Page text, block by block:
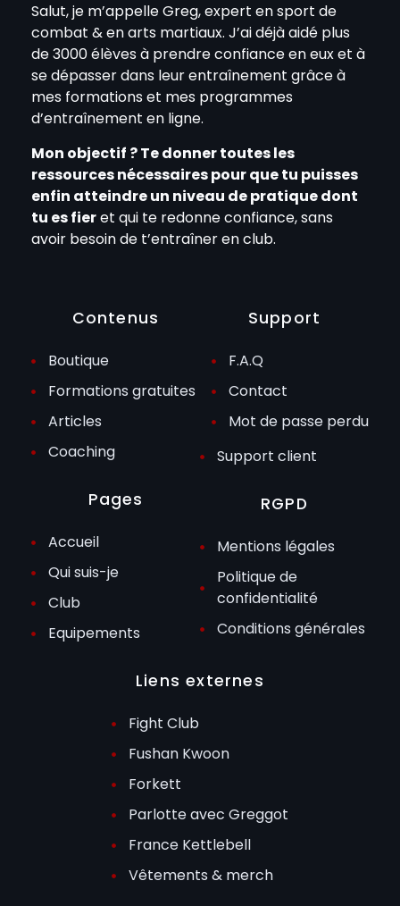
Salut, je m’appelle Greg, expert en sport de
combat & en arts martiaux. J’ai déjà aidé plus
de 3000 élèves à prendre confiance en eux et à
se dépasser dans leur entraînement grâce à
mes formations et mes programmes
d’entraînement en ligne.
Mon objectif ? Te donner toutes les
ressources nécessaires pour que tu puisses
enfin atteindre un niveau de pratique dont
tu es fieret qui te redonne confiance, sans
avoir besoin de t’entraîner en club.
Contenus
Boutique
Formations gratuites
Articles
Coaching
Pages
Accueil
Qui suis-je
Club
Equipements
Support
F.A.Q
Contact
Mot de passe perdu
Support client
RGPD
Mentions légales
Politique de
confidentialité
Conditions générales
Liens externes
Fight Club
Fushan Kwoon
Forkett
Parlotte avec Greggot
France Kettlebell
Vêtements & merch